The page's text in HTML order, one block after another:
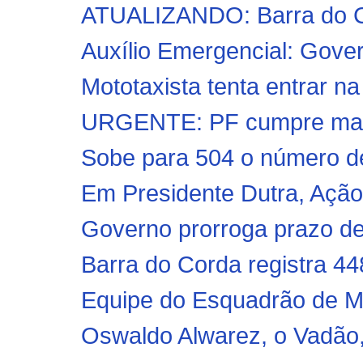
ATUALIZANDO: Barra do
Auxílio Emergencial:
Mototaxista tenta entrar
URGENTE: PF cumpre
Sobe para 504 o número
Em Presidente Dutra,
Governo prorroga prazo
Barra do Corda registra
Equipe do Esquadrão de
Oswaldo Alwarez, o